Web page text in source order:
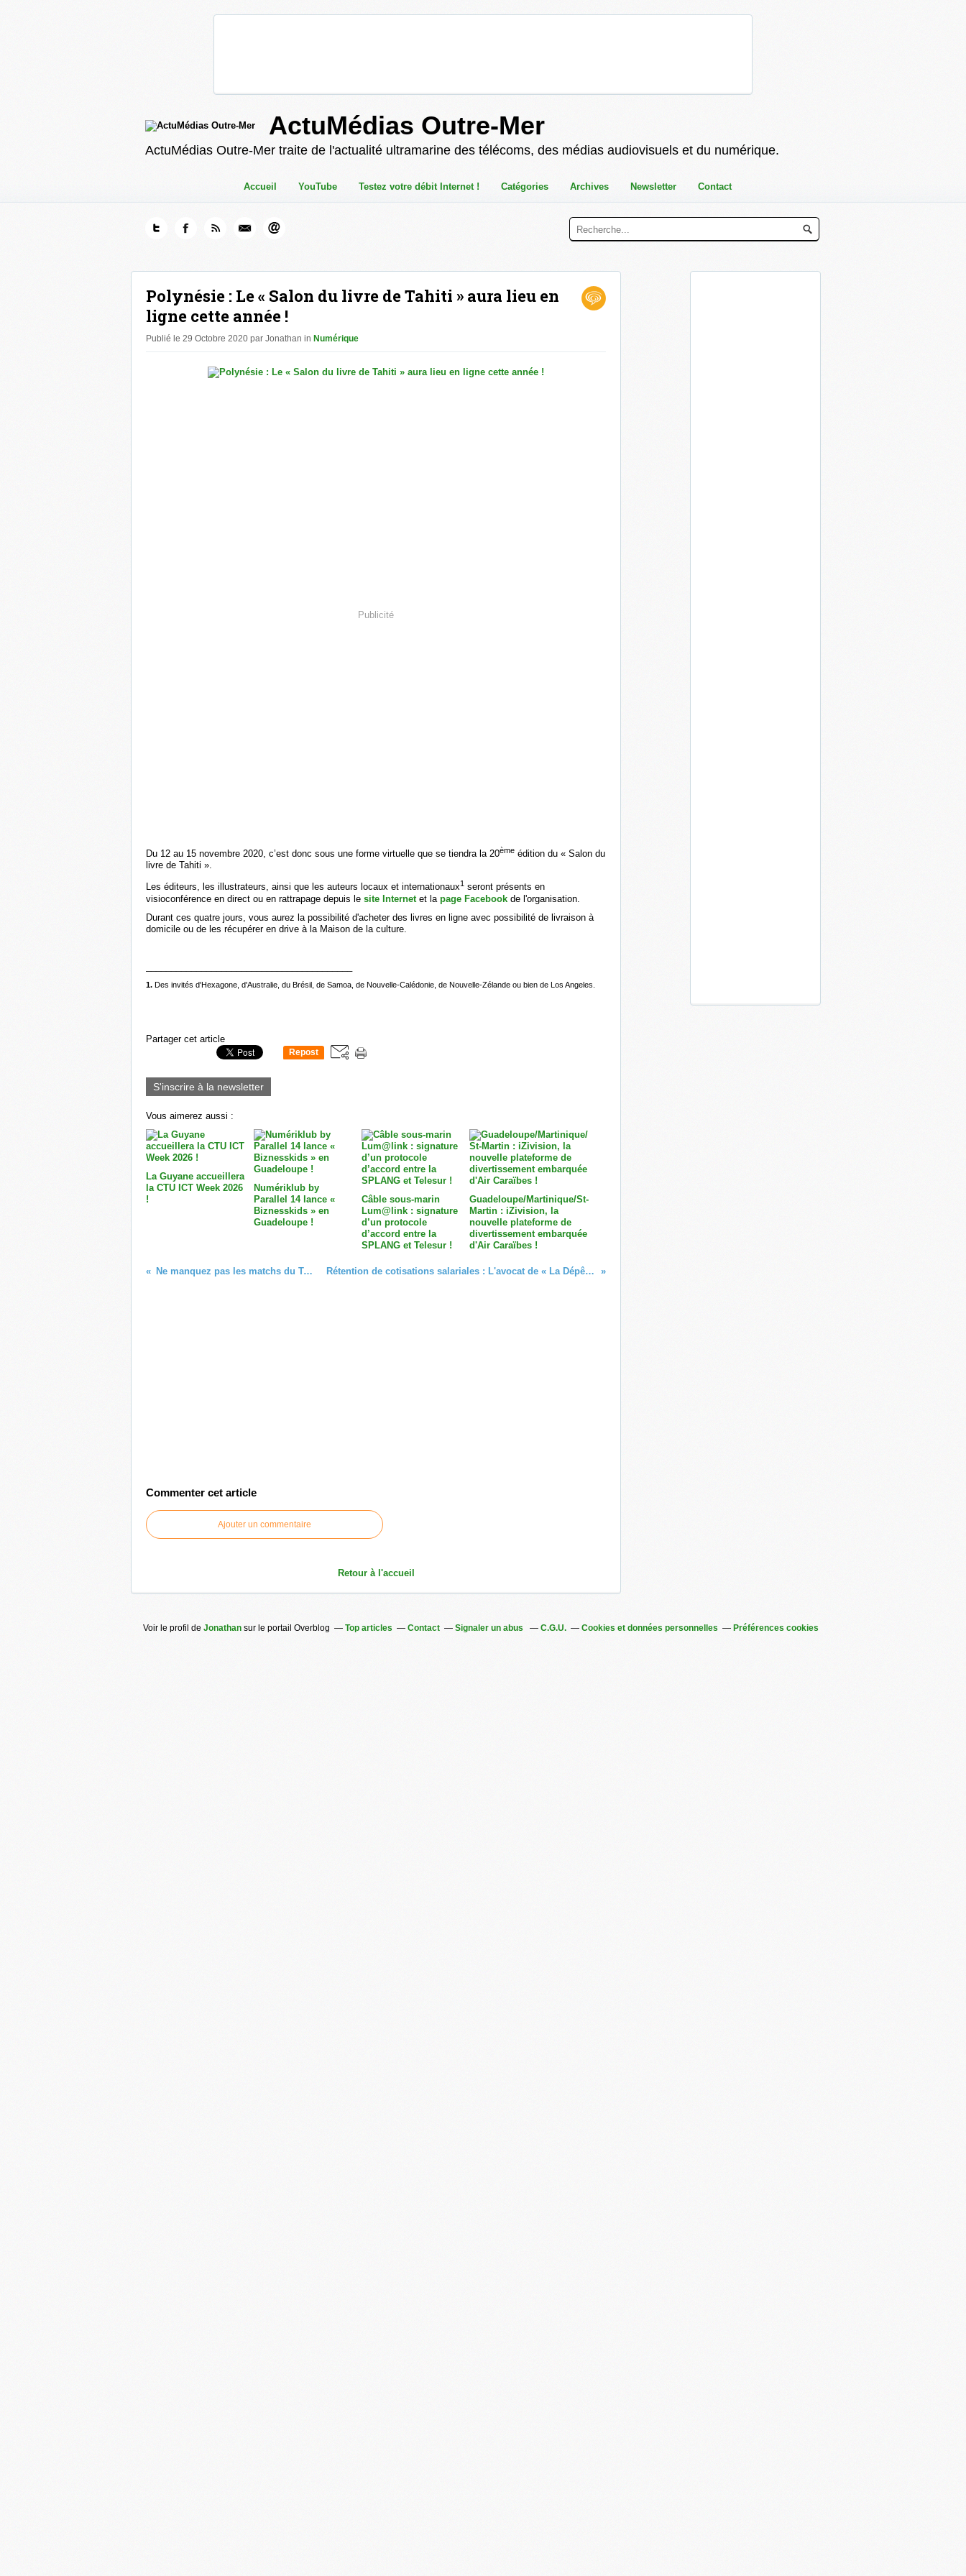
ActuMédias Outre-Mer
ActuMédias Outre-Mer traite de l'actualité ultramarine des télécoms, des médias audiovisuels et du numérique.
Accueil YouTube Testez votre débit Internet ! Catégories Archives Newsletter Contact
Polynésie : Le « Salon du livre de Tahiti » aura lieu en
ligne cette année !
Publié le 29 Octobre 2020 par Jonathan in Numérique
Publicité
Du 12 au 15 novembre 2020, c’est donc sous une forme virtuelle que se tiendra la 20ème édition du « Salon du
livre de Tahiti ».
Les éditeurs, les illustrateurs, ainsi que les auteurs locaux et internationaux1 seront présents en
visioconférence en direct ou en rattrapage depuis le site Internet et la page Facebook de l'organisation.
Durant ces quatre jours, vous aurez la possibilité d'acheter des livres en ligne avec possibilité de livraison à
domicile ou de les récupérer en drive à la Maison de la culture.
1. Des invités d'Hexagone, d'Australie, du Brésil, de Samoa, de Nouvelle-Calédonie, de Nouvelle-Zélande ou bien de Los Angeles.
Partager cet article
Repost
S'inscrire à la newsletter
Vous aimerez aussi :
La Guyane accueillera
la CTU ICT Week 2026
!
Numériklub by
Parallel 14 lance «
Biznesskids » en
Guadeloupe !
Câble sous-marin
Lum@link : signature
d’un protocole
d’accord entre la
SPLANG et Telesur !
Guadeloupe/Martinique/St-
Martin : iZivision, la
nouvelle plateforme de
divertissement embarquée
d'Air Caraïbes !
Ne manquez pas les matchs du Tournoi des IV Nations sur Polynésie la 1ère ! Rétention de cotisations salariales : L'avocat de « La Dépêche de Tahiti » a déposé une question prioritaire de constitutionnalité !
Commenter cet article
Ajouter un commentaire
Retour à l'accueil
Voir le profil de Jonathan sur le portail Overblog Top articles Contact Signaler un abus C.G.U. Cookies et données personnelles Préférences cookies